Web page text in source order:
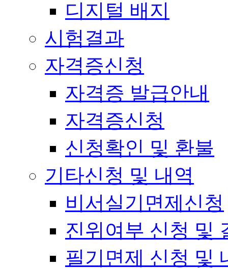
디지털 배지
시험결과
자격증신청
자격증 발급안내
자격증신청
신청확인 및 환불
기타신청 및 내역
비서실기면제신청
진위여부 신청 및
필기면제 신청 및